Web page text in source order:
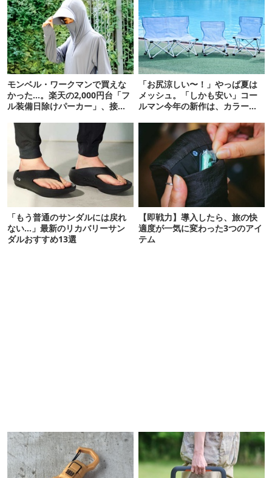
モンベル・ワークマンで買えな
かった…。楽天の2,000円台「フ
ル装備日除けパーカー」、接触
「お尻涼しい〜！」やっぱ夏は
メッシュ。「しかも安い」コー
ルマン今年の新作は、カラーも
「もう普通のサンダルには戻れ
ない…」最新のリカバリーサン
ダルおすすめ13選
【即戦力】導入したら、旅の快
適度が一気に変わった3つのアイ
テム